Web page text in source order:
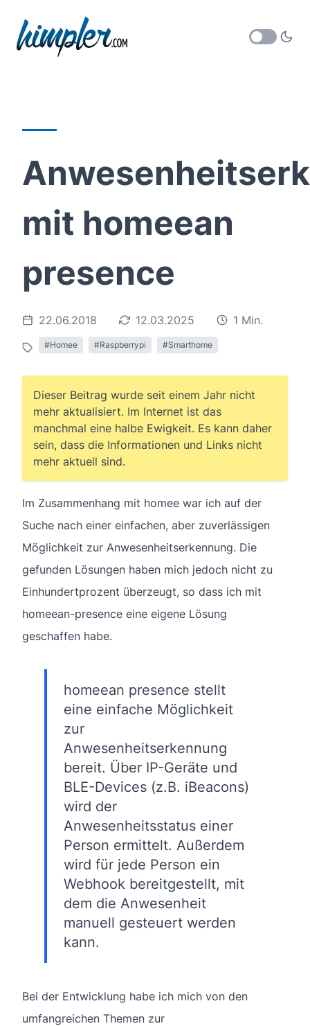
mit homeean
presence
22.06.2018 12.03.2025 1 Min.
#Homee #Raspberrypi #Smarthome
Dieser Beitrag wurde seit einem Jahr nicht
mehr aktualisiert. Im Internet ist das
manchmal eine halbe Ewigkeit. Es kann daher
sein, dass die Informationen und Links nicht
mehr aktuell sind.
Im Zusammenhang mit homee war ich auf der
Suche nach einer einfachen, aber zuverlässigen
Möglichkeit zur Anwesenheitserkennung. Die
gefunden Lösungen haben mich jedoch nicht zu
Einhundertprozent überzeugt, so dass ich mit
homeean-presence eine eigene Lösung
geschaffen habe.
homeean presence stellt
eine einfache Möglichkeit
zur
Anwesenheitserkennung
bereit. Über IP-Geräte und
BLE-Devices (z.B. iBeacons)
wird der
Anwesenheitsstatus einer
Person ermittelt. Außerdem
wird für jede Person ein
Webhook bereitgestellt, mit
dem die Anwesenheit
manuell gesteuert werden
kann.
Bei der Entwicklung habe ich mich von den
umfangreichen Themen zur